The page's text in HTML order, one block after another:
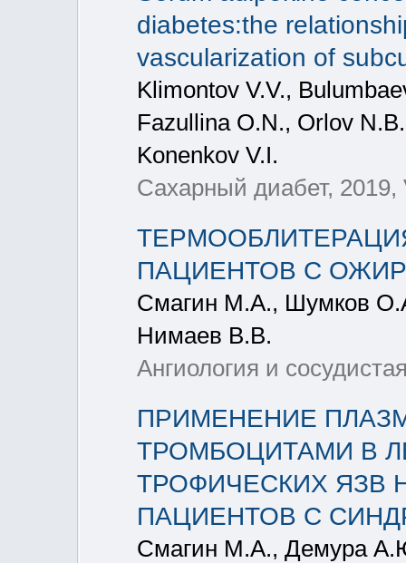
diabetes:the
vascularization of
Klimontov V.V.,
Fazullina O.N., Orlov
Konenkov V.I.
Сахарный диабет,
ПАЦИЕНТОВ С
Смагин М.А., Шумков
Нимаев В.В.
Ангиология и
ПРИМЕНЕНИЕ
ТРОМБОЦИТАМИ В
ТРОФИЧЕСКИХ ЯЗВ
ПАЦИЕНТОВ С
Смагин М.А., Демура